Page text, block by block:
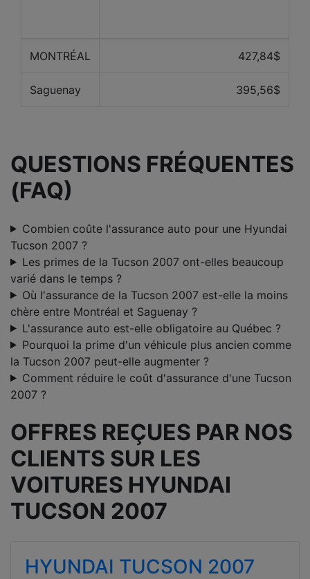
MONTRÉAL 427,84$
Saguenay 395,56$
QUESTIONS FRÉQUENTES
(FAQ)
Combien coûte l'assurance auto pour une Hyundai
Tucson 2007 ?
Les primes de la Tucson 2007 ont-elles beaucoup
varié dans le temps ?
Où l'assurance de la Tucson 2007 est-elle la moins
chère entre Montréal et Saguenay ?
L'assurance auto est-elle obligatoire au Québec ?
Pourquoi la prime d'un véhicule plus ancien comme
la Tucson 2007 peut-elle augmenter ?
Comment réduire le coût d'assurance d'une Tucson
2007 ?
OFFRES REÇUES PAR NOS
CLIENTS SUR LES
VOITURES HYUNDAI
TUCSON 2007
HYUNDAI TUCSON 2007